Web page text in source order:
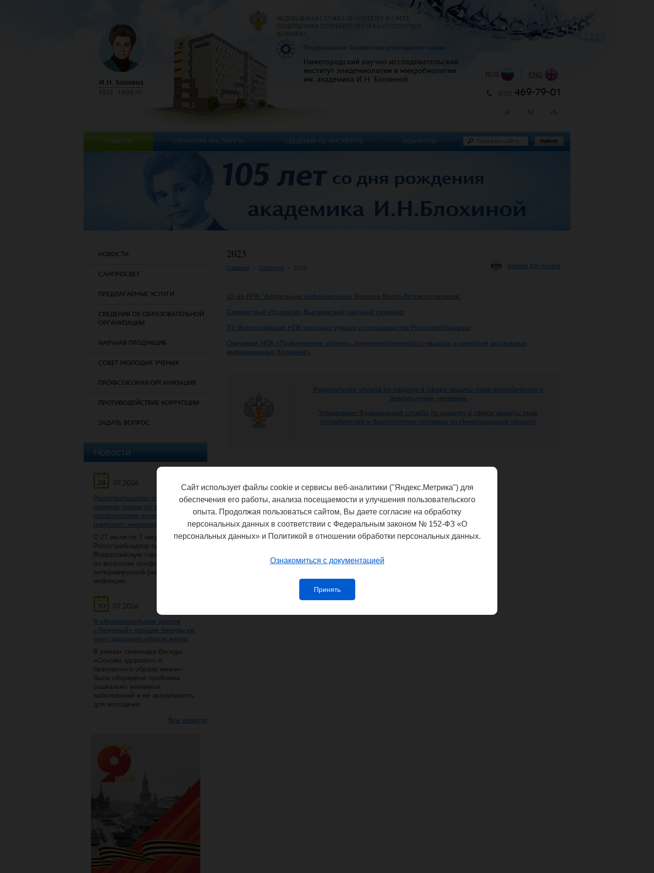
НОВОСТИ
САНПРОСВЕТ
ПРЕДЛАГАЕМЫЕ УСЛУГИ
СВЕДЕНИЯ ОБ ОБРАЗОВАТЕЛЬНОЙ
ОРГАНИЗАЦИИ
НАУЧНАЯ ПРОДУКЦИЯ
СОВЕТ МОЛОДЫХ УЧЕНЫХ
ПРОФСОЮЗНАЯ ОРГАНИЗАЦИЯ
ПРОТИВОДЕЙСТВИЕ КОРРУПЦИИ
ЗАДАТЬ ВОПРОС
Новости
28
07.2026
Роспотребнадзор открывает
горячую линию по вопросам
профилактики энтеровирусной
(неполио) инфекции
С 27 июля по 7 августа
Роспотребнадзор проведет
Всероссийскую горячую линию
по вопросам профилактики
энтеровирусной (неполио)
инфекции.
10
07.2026
В образовательном центре
«Лазурный» прошли беседы на
тему здорового образа жизни
В рамках семинара-беседы
«Основы здорового и
безопасного образа жизни»
была обсуждена проблема
социально значимых
заболеваний и её актуальность
для молодежи.
Все новости
2023
Главная События Версия для печати
11-ая НПК "Актуальные инфекционные болезни Волго-Вятского региона"
Совместный Российско-Вьетнамский научный семинар
XV Всероссийская НПК молодых ученых и специалистов Роспотребнадзора
Окружная НПК «Практические аспекты эпидемиологического надзора и контроля актуальных
инфекционных болезней»
Федеральная служба по надзору в сфере защиты прав потребителей и
благополучия человека
Управление Федеральной службы по надзору в сфере защиты прав
потребителей и благополучия человека по Нижегородской области
ФЕДЕРАЛЬНАЯ СЛУЖБА ПО НАДЗОРУ В СФЕРЕ
ЗАЩИТЫ ПРАВ ПОТРЕБИТЕЛЕЙ И БЛАГОПОЛУЧИЯ
ЧЕЛОВЕКА
Федеральное бюджетное учреждение науки
Нижегородский научно-исследовательский
институт эпидемиологии и микробиологии
им. академика И.Н. Блохиной
RUS ENG
469-79-01
СОБЫТИЯ СТРУКТУРА ИНСТИТУТА СВЕДЕНИЯ ОБ ИНСТИТУТЕ КОНТАКТЫ Найти!
Сайт использует файлы cookie и сервисы веб-аналитики ("Яндекс.Метрика") для
обеспечения его работы, анализа посещаемости и улучшения пользовательского
опыта. Продолжая пользоваться сайтом, Вы даете согласие на обработку
персональных данных в соответствии с Федеральным законом № 152-ФЗ «О
персональных данных» и Политикой в отношении обработки персональных данных.
Ознакомиться с документацией
Принять